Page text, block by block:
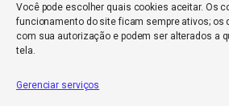
Você pode escolher quais cookies aceitar. Os
funcionamento do site ficam sempre ativos; os
com sua autorização e podem ser alterados a
tela.
Gerenciar serviços